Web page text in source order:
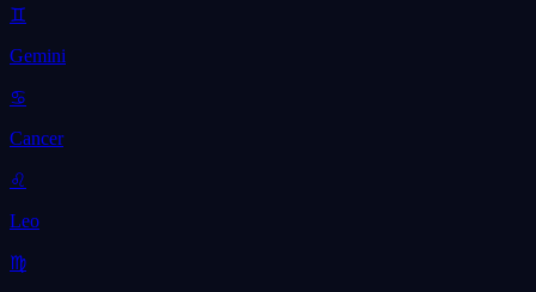
♊
Gemini
♋
Cancer
♌
Leo
♍